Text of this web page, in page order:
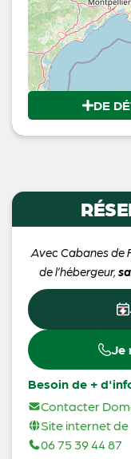
DE
Avec Cabanes de
de l’hébergeur,
Je
Besoin de +
Contacter
Site internet
06 75 39 44 87